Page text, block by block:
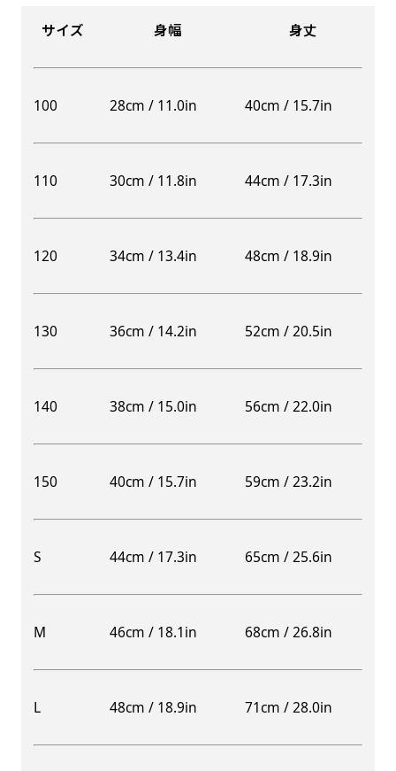
サイズ 身幅 身丈
100 28cm / 11.0in 40cm / 15.7in
110 30cm / 11.8in 44cm / 17.3in
120 34cm / 13.4in 48cm / 18.9in
130 36cm / 14.2in 52cm / 20.5in
140 38cm / 15.0in 56cm / 22.0in
150 40cm / 15.7in 59cm / 23.2in
S 44cm / 17.3in 65cm / 25.6in
M 46cm / 18.1in 68cm / 26.8in
L 48cm / 18.9in 71cm / 28.0in